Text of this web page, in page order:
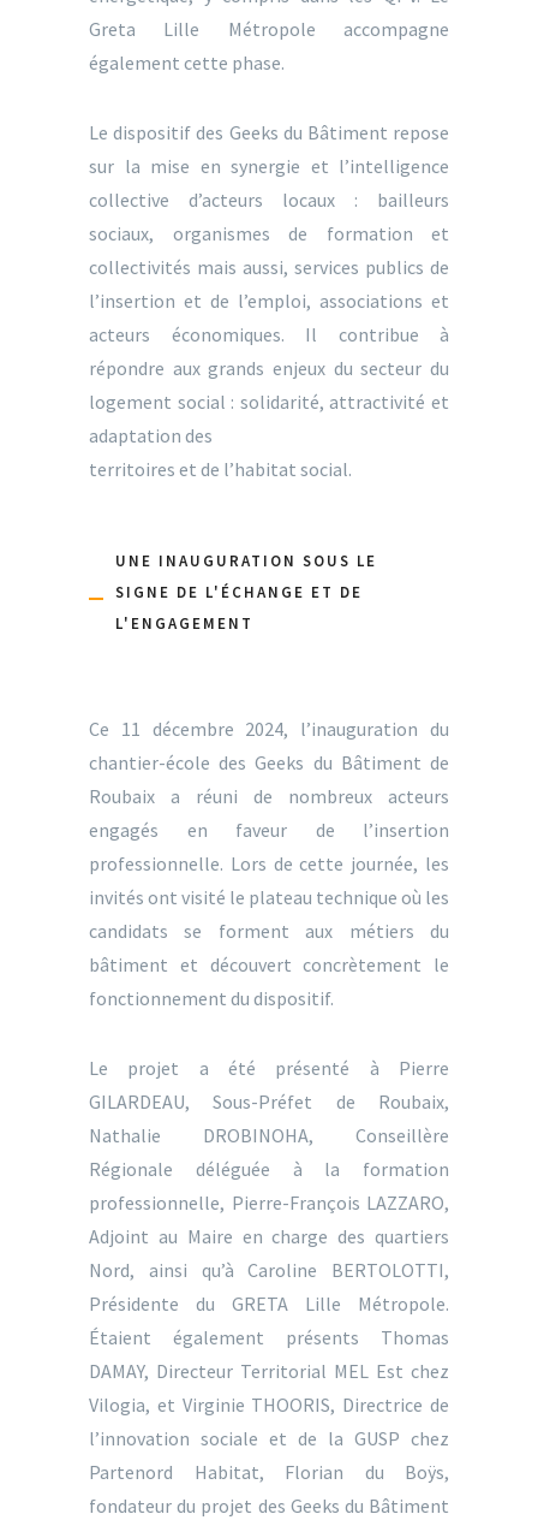
Greta Lille Métropole accompagne
également cette phase.
Le dispositif des Geeks du Bâtiment repose
sur la mise en synergie et l’intelligence
collective d’acteurs locaux : bailleurs
sociaux, organismes de formation et
collectivités mais aussi, services publics de
l’insertion et de l’emploi, associations et
acteurs économiques. Il contribue à
répondre aux grands enjeux du secteur du
logement social : solidarité, attractivité et
adaptation des
territoires et de l’habitat social.
UNE INAUGURATION SOUS LE
SIGNE DE L'ÉCHANGE ET DE
L'ENGAGEMENT
Ce 11 décembre 2024, l’inauguration du
chantier-école des Geeks du Bâtiment de
Roubaix a réuni de nombreux acteurs
engagés en faveur de l’insertion
professionnelle. Lors de cette journée, les
invités ont visité le plateau technique où les
candidats se forment aux métiers du
bâtiment et découvert concrètement le
fonctionnement du dispositif.
Le projet a été présenté à Pierre
GILARDEAU, Sous-Préfet de Roubaix,
Nathalie DROBINOHA, Conseillère
Régionale déléguée à la formation
professionnelle, Pierre-François LAZZARO,
Adjoint au Maire en charge des quartiers
Nord, ainsi qu’à Caroline BERTOLOTTI,
Présidente du GRETA Lille Métropole.
Étaient également présents Thomas
DAMAY, Directeur Territorial MEL Est chez
Vilogia, et Virginie THOORIS, Directrice de
l’innovation sociale et de la GUSP chez
Partenord Habitat, Florian du Boÿs,
fondateur du projet des Geeks du Bâtiment